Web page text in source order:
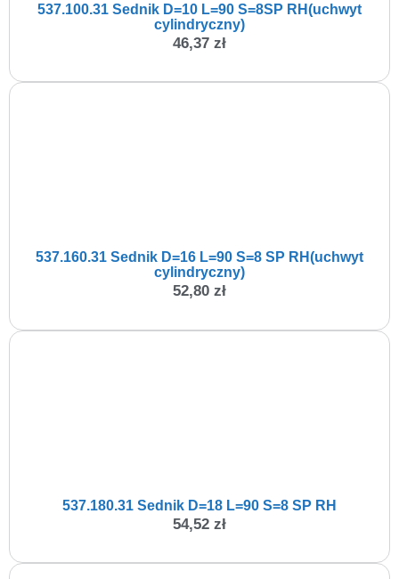
537.100.31 Sednik D=10 L=90 S=8SP RH(uchwyt
cylindryczny)
46,37 zł
537.160.31 Sednik D=16 L=90 S=8 SP RH(uchwyt
cylindryczny)
52,80 zł
537.180.31 Sednik D=18 L=90 S=8 SP RH
54,52 zł